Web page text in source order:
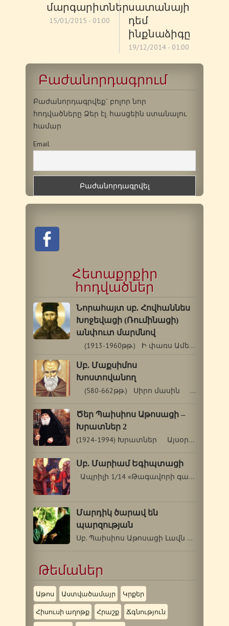
մարգարիտներ
15/01/2015 - 01:00
սատանայի
դեմ
ինքնաձիգը
19/12/2014 - 01:00
Բաժանորդագրում
Բաժանորդագրվեք` բոլոր նոր
հոդվածները Ձեր էլ. հասցեին ստանալու
համար
Email
Հետաքրքիր
հոդվածներ
Նորահայտ սբ. Հովհաննես
Խոջեվացի (Ռումինացի)
անփուտ մարմնով
(1913-1960թթ.) Ի փառս Ամենասուրբ Երրորդության,…
Սբ. Մաքսիմոս
Խոստովանող
(580-662թթ.) Սիրո մասին …
Ծեր Պաիսիոս Աթոսացի –
Խրատներ 2
(1924-1994) Խրատներ Այսօր եկել է Անտոն…
Սբ. Մարիամ Եգիպտացի
Ապրիլի 1/14 «Թագավորի գաղտնիքը…
Մարդիկ ծարավ են
պարզության
Սբ. Պաիսիոս Աթոսացի Լավն այն է, որ…
Թեմաներ
Աթոս Աստվածամայր Կրքեր
Հիսուսի աղոթք Հրաշք Ճգնություն